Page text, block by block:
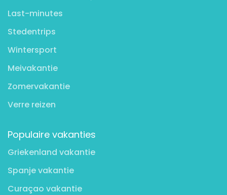
Last-minutes
Stedentrips
Wintersport
Meivakantie
Zomervakantie
Verre reizen
Populaire vakanties
Griekenland vakantie
Spanje vakantie
Curaçao vakantie